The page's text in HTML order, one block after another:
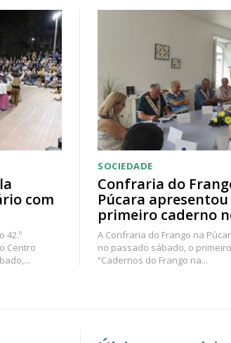
com
42.º
Centro
SOCIEDADE
Confraria do
Púcara apresentou
primeiro caderno
A Confraria do Frango na
no passado sábado, o
“Cadernos do Frango na...